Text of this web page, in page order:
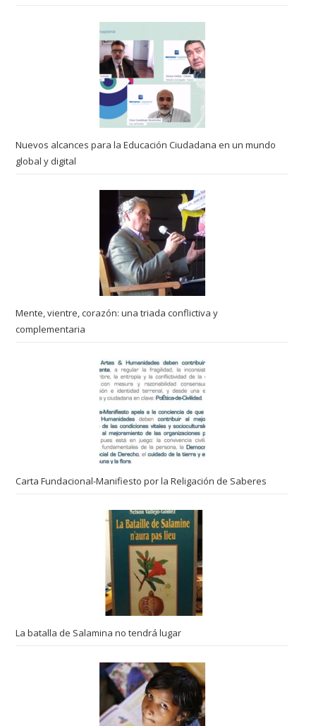
Nuevos alcances para la Educación Ciudadana en un mundo
global y digital
Mente, vientre, corazón: una triada conflictiva y
complementaria
Carta Fundacional-Manifiesto por la Religación de Saberes
La batalla de Salamina no tendrá lugar